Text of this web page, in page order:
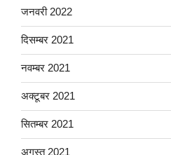
जनवरी 2022
दिसम्बर 2021
नवम्बर 2021
अक्टूबर 2021
सितम्बर 2021
अगस्त 2021